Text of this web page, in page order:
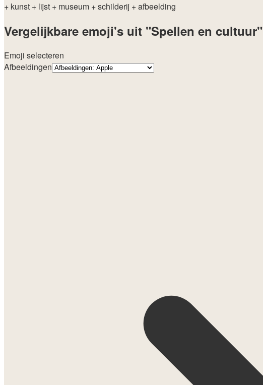
+ kunst + lijst + museum + schilderij + afbeelding
Vergelijkbare emoji's uit "Spellen en cultuur"
Emoji selecteren
Afbeeldingen